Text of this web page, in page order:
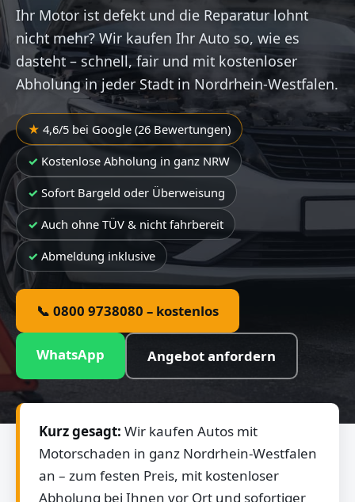
Ihr Motor ist defekt und die Reparatur lohnt
nicht mehr? Wir kaufen Ihr Auto so, wie es
dasteht – schnell, fair und mit kostenloser
Abholung in jeder Stadt in Nordrhein-Westfalen.
4,6/5 bei Google (26 Bewertungen)
Kostenlose Abholung in ganz NRW
Sofort Bargeld oder Überweisung
Auch ohne TÜV & nicht fahrbereit
Abmeldung inklusive
📞 0800 9738080 – kostenlos
WhatsApp Angebot anfordern
Kurz gesagt: Wir kaufen Autos mit
Motorschaden in ganz Nordrhein-Westfalen
an – zum festen Preis, mit kostenloser
Abholung bei Ihnen vor Ort und sofortiger